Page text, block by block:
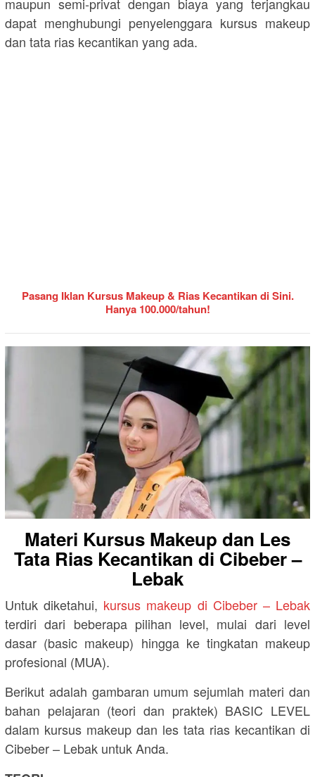
dapat menghubungi penyelenggara kursus makeup
dan tata rias kecantikan yang ada.
Pasang Iklan Kursus Makeup & Rias Kecantikan di Sini.
Hanya 100.000/tahun!
Materi Kursus Makeup dan Les
Tata Rias Kecantikan di Cibeber –
Lebak
Untuk diketahui, kursus makeup di Cibeber – Lebak
terdiri dari beberapa pilihan level, mulai dari level
dasar (basic makeup) hingga ke tingkatan makeup
profesional (MUA).
Berikut adalah gambaran umum sejumlah materi dan
bahan pelajaran (teori dan praktek) BASIC LEVEL
dalam kursus makeup dan les tata rias kecantikan di
Cibeber – Lebak untuk Anda.